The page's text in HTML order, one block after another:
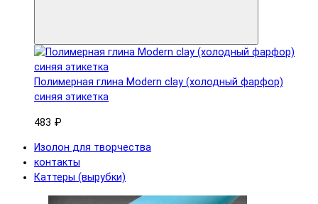
Полимерная глина Modern clay (холодный фарфор)
синяя этикетка
483 ₽
Изолон для творчества
контакты
Каттеры (вырубки)